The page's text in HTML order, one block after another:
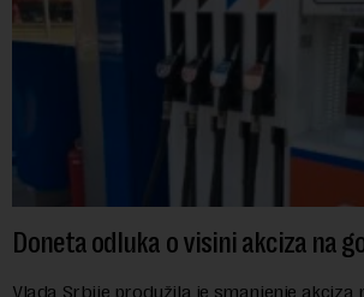
Doneta odluka o visini akciza na
Vlada Srbije produžila je smanjenje akciza